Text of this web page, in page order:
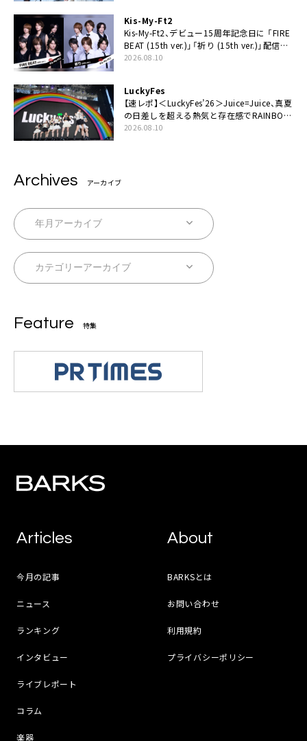
Kis-My-Ft2
Kis-My-Ft2、デビュー15周年記念日に 「FIRE
BEAT (15th ver.)」「祈り (15th ver.)」配信ス
タート
2026.08.10
LuckyFes
【速レポ】＜LuckyFes’26＞Juice=Juice、真夏
の日差しを超える熱気と存在感でRAINBOW
STAGE席巻
2026.08.10
Archives アーカイブ
Feature 特集
Articles
今月の記事
ニュース
ランキング
インタビュー
ライブレポート
コラム
楽器
About
BARKSとは
お問い合わせ
利用規約
プライバシーポリシー